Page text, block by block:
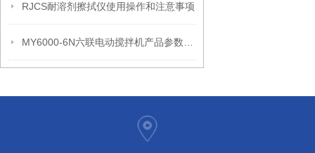
RJCS耐溶剂擦拭仪使用操作和注意事项